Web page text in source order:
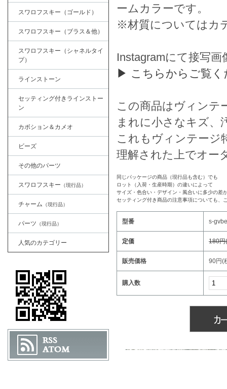
ームカラーです。
※材質についてはカ
Instagramにて接写
▶ こちらからご覧く
この商品はヴィンテ
まれに小さなキズ、
これもヴィンテージ
理解された上でオー
同じパッケージの商品（現行品も含む）でも
ロット（入荷・生産時期）の違いによって
サイズ・色合い・デザイン・風合いに多少の差
セッティング付き商品の注意事項についても、
型番 s-
定価 180円
販売価格 90円(
購入数
スワロフスキー（ゴールド）
スワロフスキー（ブラス＆他）
スワロフスキー（シャネルタイ
プ）
ラインストーン
セッティング付きラインストー
ン
カボション＆カメオ
ビーズ
その他のパーツ
スワロフスキー （現行品）
チャーム （現行品）
パーツ （現行品）
人気のカテゴリー